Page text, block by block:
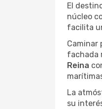
El
núcleo
facilita
Caminar
fachada
Reina
La
su